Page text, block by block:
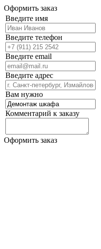
Оформить заказ
Введите имя
Введите телефон
Введите email
Введите адрес
Вам нужно
Комментарий к заказу
Оформить заказ